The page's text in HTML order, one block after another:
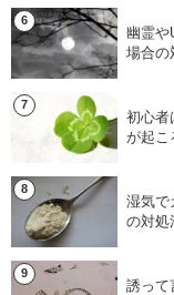
幽霊や
場合の
初心者
が起こ
湿気で
の対処
誘って